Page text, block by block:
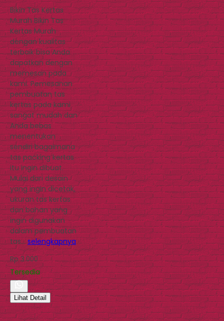
Bikin Tas Kertas
Murah Bikin Tas
Kertas Murah
dengan kualitas
terbaik bisa Anda
dapatkan dengan
memesan pada
kami. Pemesanan
pembuatan tas
kertas pada kami
sangat mudah dan
Anda bebas
menentukan
sendiri bagaimana
tas packing kertas
itu ingin dibuat.
Mulai dari desain
yang ingin dicetak,
ukuran tas kertas
dan bahan yang
ingin digunakan
dalam pembuatan
tas…selengkapnya
Rp 3.000
Tersedia
Lihat Detail